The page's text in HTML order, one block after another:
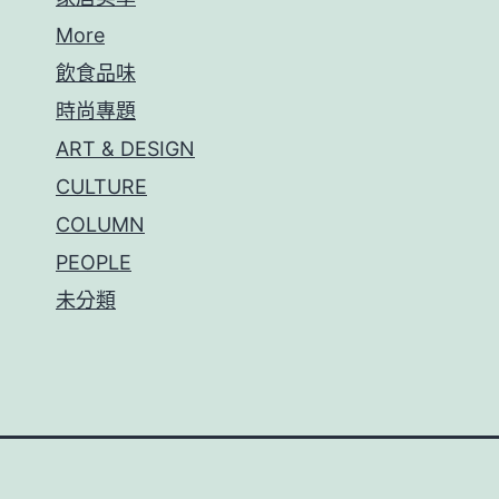
More
飲食品味
時尚專題
ART & DESIGN
CULTURE
COLUMN
PEOPLE
未分類